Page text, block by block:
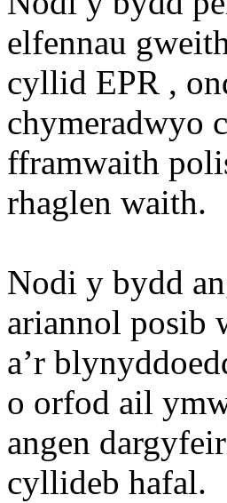
elfennau
cyllid EPR ,
chymeradwyo
fframwaith
rhaglen waith.
Nodi y bydd
ariannol posib
a’r
o orfod ail
angen
cyllideb hafal.